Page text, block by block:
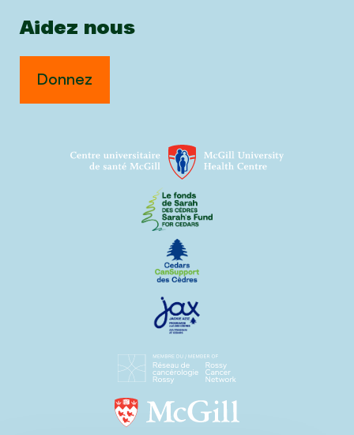
Aidez nous
Donnez